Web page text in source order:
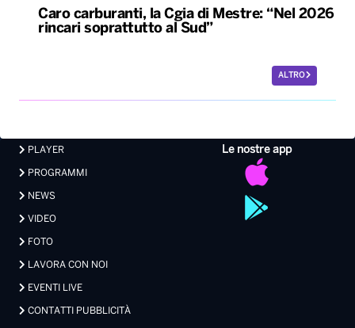
Caro carburanti, la Cgia di Mestre: “Nel 2026
rincari soprattutto al Sud”
ALTRO
Le nostre app
PLAYER
PROGRAMMI
NEWS
VIDEO
FOTO
LAVORA CON NOI
EVENTI LIVE
CONTATTI PUBBLICITÀ